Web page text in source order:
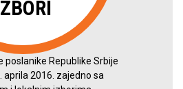
poslanike Republike Srbije
aprila 2016. zajedno sa